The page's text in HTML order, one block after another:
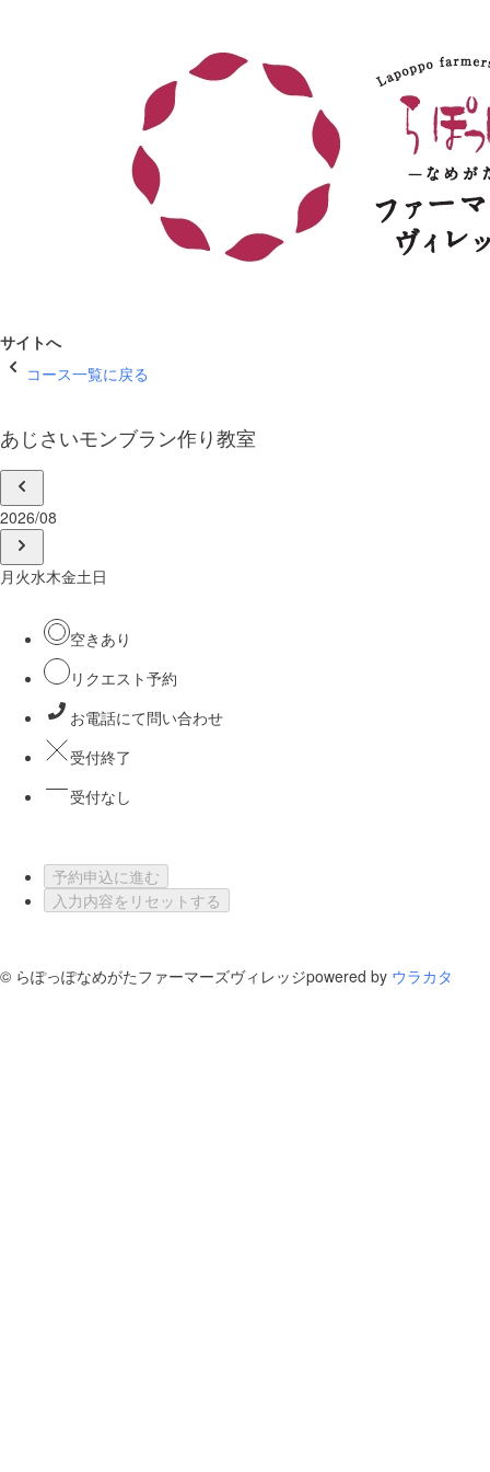
サイトへ
コース一覧に戻る
あじさいモンブラン作り教室
2026/08
月 火水木金土日
空きあり
リクエスト予約
お電話にて問い合わせ
受付終了
受付なし
予約申込に進む
入力内容をリセットする
© らぽっぽなめがたファーマーズヴィレッジpowered by ウラカタ